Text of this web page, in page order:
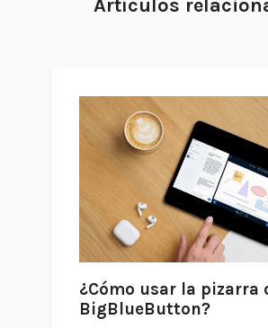
Artículos
¿Cómo usar la pizarra
BigBlueButton?